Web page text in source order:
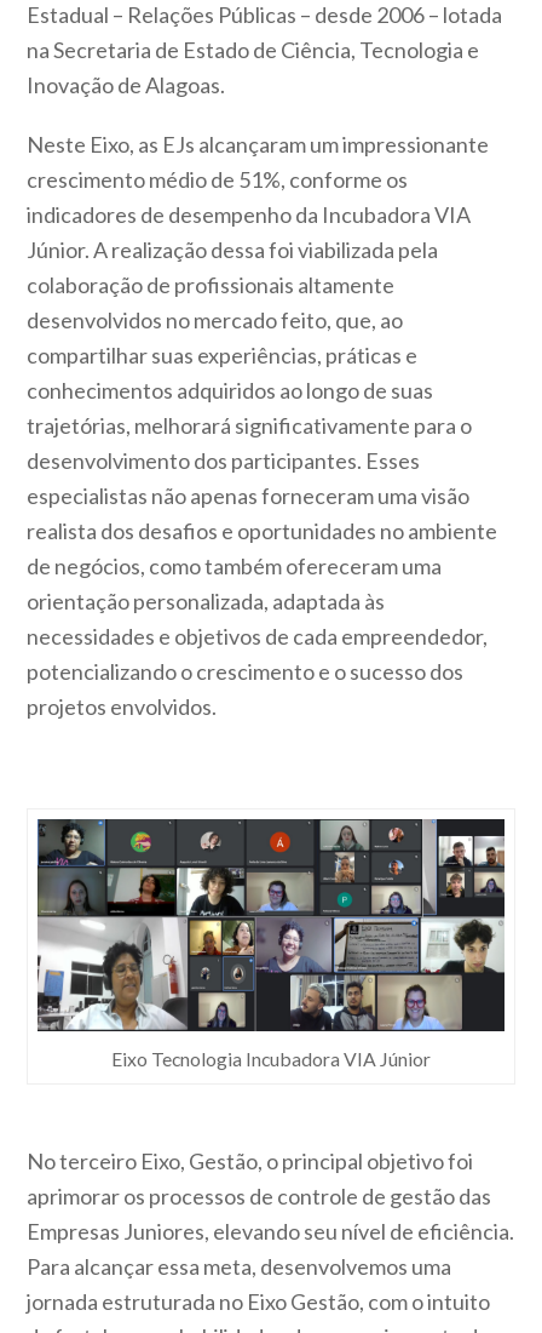
Estadual – Relações Públicas – desde 2006 – lotada
na Secretaria de Estado de Ciência, Tecnologia e
Inovação de Alagoas.
Neste Eixo, as EJs alcançaram um impressionante
crescimento médio de 51%, conforme os
indicadores de desempenho da Incubadora VIA
Júnior. A realização dessa foi viabilizada pela
colaboração de profissionais altamente
desenvolvidos no mercado feito, que, ao
compartilhar suas experiências, práticas e
conhecimentos adquiridos ao longo de suas
trajetórias, melhorará significativamente para o
desenvolvimento dos participantes. Esses
especialistas não apenas forneceram uma visão
realista dos desafios e oportunidades no ambiente
de negócios, como também ofereceram uma
orientação personalizada, adaptada às
necessidades e objetivos de cada empreendedor,
potencializando o crescimento e o sucesso dos
projetos envolvidos.
Eixo Tecnologia Incubadora VIA Júnior
No terceiro Eixo, Gestão, o principal objetivo foi
aprimorar os processos de controle de gestão das
Empresas Juniores, elevando seu nível de eficiência.
Para alcançar essa meta, desenvolvemos uma
jornada estruturada no Eixo Gestão, com o intuito